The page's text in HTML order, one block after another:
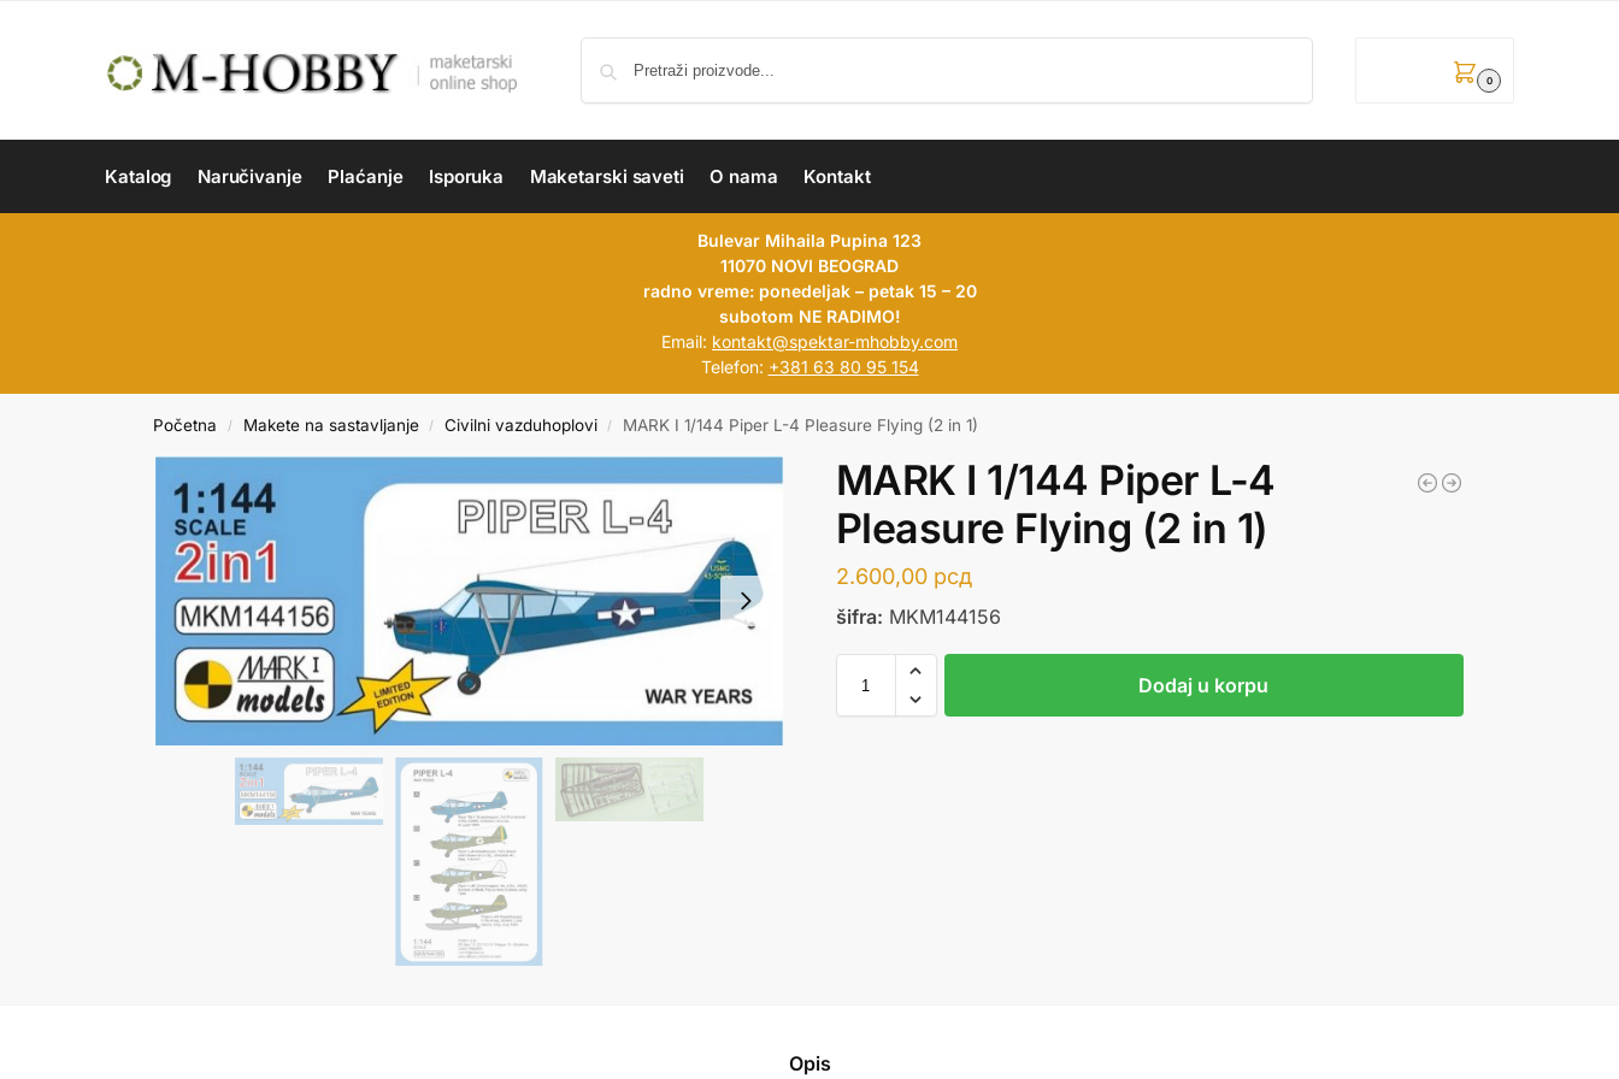
0
Katalog Naručivanje Plaćanje Isporuka Maketarski saveti O nama Kontakt
Bulevar Mihaila Pupina 123
11070 NOVI BEOGRAD
radno vreme: ponedeljak – petak 15 – 20
subotom NE RADIMO!
Email: kontakt@spektar-mhobby.com
Telefon: +381 63 80 95 154
Početna / Makete na sastavljanje / Civilni vazduhoplovi / MARK I 1/144 Piper L-4 Pleasure Flying (2 in 1)
MARK I 1/144 Piper L-4
Pleasure Flying (2 in 1)
2.600,00 рсд
šifra: MKM144156
Dodaj u korpu
Opis